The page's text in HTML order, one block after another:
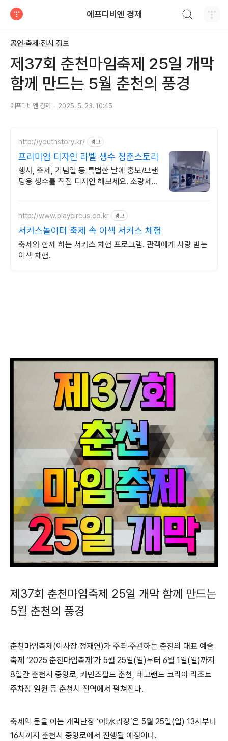
에프디비엔 경제
공연·축제·전시 정보
제37회 춘천마임축제 25일 개막
함께 만드는 5월 춘천의 풍경
에프디비엔 경제 2025. 5. 23. 10:45
http://youthstory.kr/ 광고
프리미엄 디자인 라벨 생수 청춘스토리
행사, 축제, 기념일 등 특별한 날에 홍보/브랜
딩용 생수를 직접 디자인 해보세요. 소량제작
http://www.playcircus.co.kr 광고
서커스놀이터 축제 속 이색 서커스 체험
축제와 함께 하는 서커스 체험 프로그램. 관객에게 사랑 받는
이색 체험.
제37회 춘천마임축제 25일 개막 함께 만드는
5월 춘천의 풍경
춘천마임축제(이사장 정재연)가 주최·주관하는 춘천의 대표 예술
축제 ‘2025 춘천마임축제’가 5월 25일(일)부터 6월 1일(일)까지
8일간 춘천시 중앙로, 커먼즈필드 춘천, 레고랜드 코리아 리조트
주차장 일원 등 춘천시 전역에서 펼쳐진다.
축제의 문을 여는 개막난장 ‘아!水라장’은 5월 25일(일) 13시부터
16시까지 춘천시 중앙로에서 진행될 예정이다.